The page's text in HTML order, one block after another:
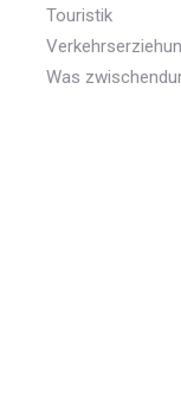
Touristik
Was